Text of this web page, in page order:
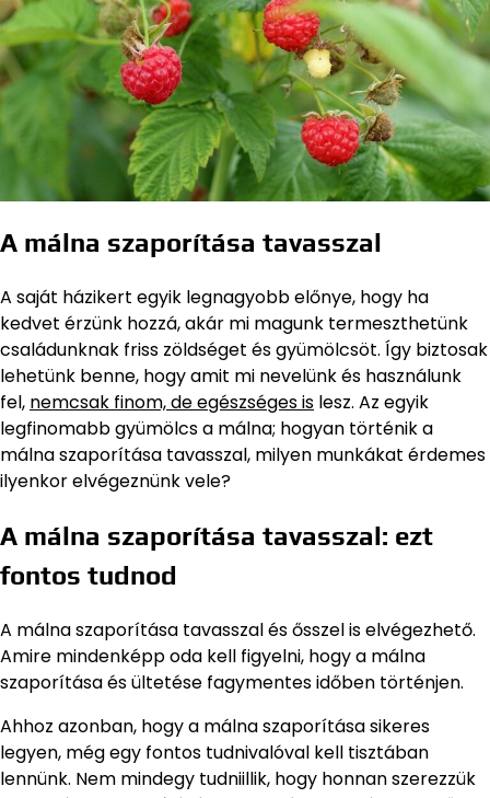
A málna szaporítása tavasszal
A saját házikert egyik legnagyobb előnye, hogy ha
kedvet érzünk hozzá, akár mi magunk termeszthetünk
családunknak friss zöldséget és gyümölcsöt. Így biztosak
lehetünk benne, hogy amit mi nevelünk és használunk
fel, nemcsak finom, de egészséges is lesz. Az egyik
legfinomabb gyümölcs a málna; hogyan történik a
málna szaporítása tavasszal, milyen munkákat érdemes
ilyenkor elvégeznünk vele?
A málna szaporítása tavasszal: ezt
fontos tudnod
A málna szaporítása tavasszal és ősszel is elvégezhető.
Amire mindenképp oda kell figyelni, hogy a málna
szaporítása és ültetése fagymentes időben történjen.
Ahhoz azonban, hogy a málna szaporítása sikeres
legyen, még egy fontos tudnivalóval kell tisztában
lennünk. Nem mindegy tudniillik, hogy honnan szerezzük